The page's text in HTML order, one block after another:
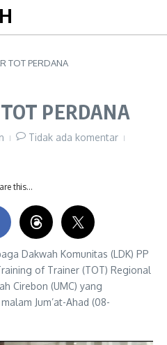
TOT PERDANA
PERDANA
Tidak ada komentar
this…
Dakwah Komunitas (LDK) PP
of Trainer (TOT) Regional
Cirebon (UMC) yang
Jum’at-Ahad (08-